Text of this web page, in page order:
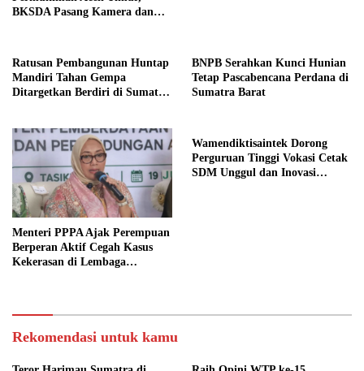
BKSDA Pasang Kamera dan
Ratusan Pembangunan Huntap
Mandiri Tahan Gempa
Ditargetkan Berdiri di Sumatra
BNPB Serahkan Kunci Hunian
Tetap Pascabencana Perdana di
Sumatra Barat
Menteri PPPA Ajak Perempuan
Berperan Aktif Cegah Kasus
Kekerasan di Lembaga
Wamendiktisaintek Dorong
Perguruan Tinggi Vokasi Cetak
SDM Unggul dan Inovasi
Rekomendasi untuk kamu